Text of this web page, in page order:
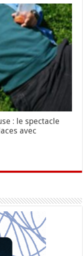
: le spectacle
avec